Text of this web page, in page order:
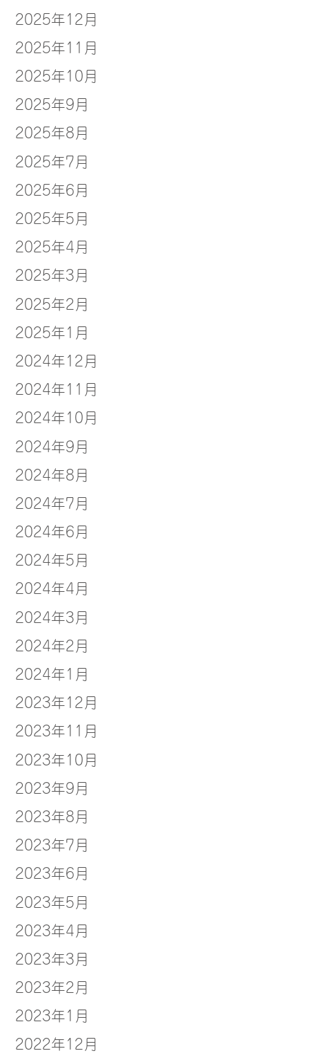
2025年12月
2025年11月
2025年10月
2025年9月
2025年8月
2025年7月
2025年6月
2025年5月
2025年4月
2025年3月
2025年2月
2025年1月
2024年12月
2024年11月
2024年10月
2024年9月
2024年8月
2024年7月
2024年6月
2024年5月
2024年4月
2024年3月
2024年2月
2024年1月
2023年12月
2023年11月
2023年10月
2023年9月
2023年8月
2023年7月
2023年6月
2023年5月
2023年4月
2023年3月
2023年2月
2023年1月
2022年12月